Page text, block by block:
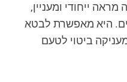
ייחודי ומעניין,
היא מאפשרת לבטא
ביטוי לטעם